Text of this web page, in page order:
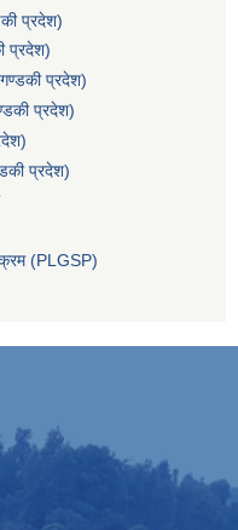
प्रदेश)
प्रदेश)
प्रदेश)
प्रदेश)
प्रदेश)
(PLGSP)